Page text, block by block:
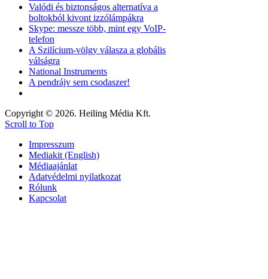
Valódi és biztonságos alternatíva a
boltokból kivont izzólámpákra
Skype: messze több, mint egy VoIP-
telefon
A Szilícium-völgy válasza a globális
válságra
National Instruments
A pendrájv sem csodaszer!
Copyright © 2026. Heiling Média Kft.
Scroll to Top
Impresszum
Mediakit (English)
Médiaajánlat
Adatvédelmi nyilatkozat
Rólunk
Kapcsolat